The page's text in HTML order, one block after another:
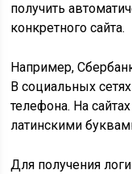
получить
конкретного сайта.
Например,
В социальных
телефона. На
латинскими
Для получения